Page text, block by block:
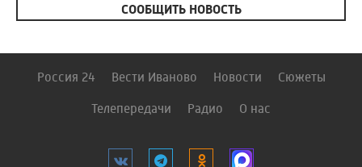
СООБЩИТЬ НОВОСТЬ
Россия 24 Вести Иваново Новости Сюжеты
Телепередачи Радио О нас